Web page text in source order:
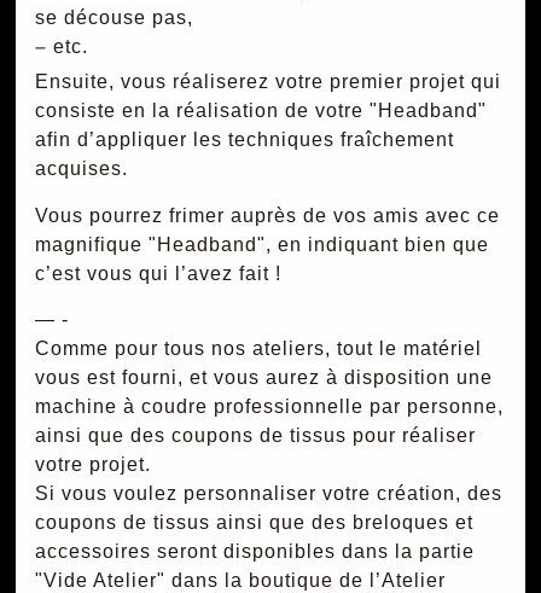
se découse pas,
– etc.
Ensuite, vous réaliserez votre premier projet qui
consiste en la réalisation de votre "Headband"
afin d’appliquer les techniques fraîchement
acquises.
Vous pourrez frimer auprès de vos amis avec ce
magnifique "Headband", en indiquant bien que
c’est vous qui l’avez fait !
— -
Comme pour tous nos ateliers, tout le matériel
vous est fourni, et vous aurez à disposition une
machine à coudre professionnelle par personne,
ainsi que des coupons de tissus pour réaliser
votre projet.
Si vous voulez personnaliser votre création, des
coupons de tissus ainsi que des breloques et
accessoires seront disponibles dans la partie
"Vide Atelier" dans la boutique de l’Atelier